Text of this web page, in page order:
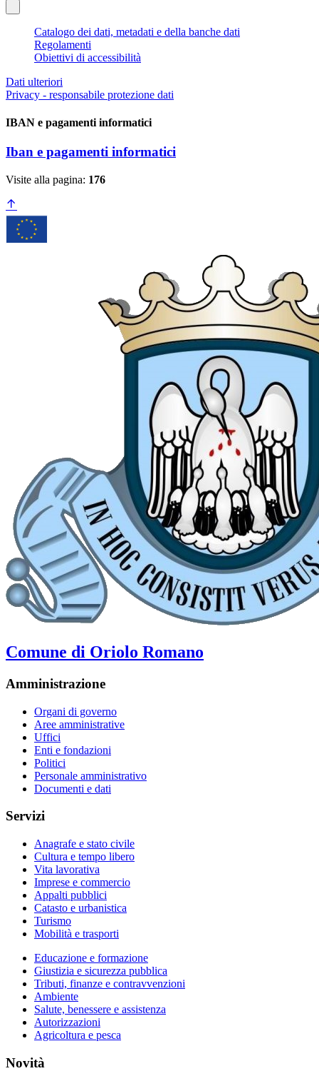
Catalogo dei dati, metadati e della banche dati
Regolamenti
Obiettivi di accessibilità
Dati ulteriori
Privacy - responsabile protezione dati
IBAN e pagamenti informatici
Iban e pagamenti informatici
Visite alla pagina: 176
Comune di Oriolo Romano
Amministrazione
Organi di governo
Aree amministrative
Uffici
Enti e fondazioni
Politici
Personale amministrativo
Documenti e dati
Servizi
Anagrafe e stato civile
Cultura e tempo libero
Vita lavorativa
Imprese e commercio
Appalti pubblici
Catasto e urbanistica
Turismo
Mobilità e trasporti
Educazione e formazione
Giustizia e sicurezza pubblica
Tributi, finanze e contravvenzioni
Ambiente
Salute, benessere e assistenza
Autorizzazioni
Agricoltura e pesca
Novità